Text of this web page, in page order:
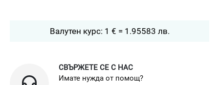
Валутен курс: 1 € = 1.95583 лв.
СВЪРЖЕТЕ СЕ С НАС
Имате нужда от помощ?